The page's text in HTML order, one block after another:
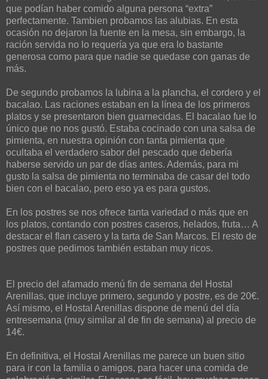
que podían haber comido alguna persona “extra”
perfectamente. Tambien probamos las alubias. En esta
ocasión no dejaron la fuente en la mesa, sin embargo, la
ración servida no lo requería ya que era lo bastante
generosa como para que nadie se quedase con ganas de
más.
De segundo probamos la lubina a la plancha, el cordero y el
bacalao. Las raciones estaban en la línea de los primeros
platos y se presentaron bien guarnecidas. El bacalao fue lo
único que no nos gustó. Estaba cocinado con una salsa de
pimienta, en nuestra opinión con tanta pimienta que
ocultaba el verdadero sabor del pescado que debería
haberse servido un par de días antes. Además, para mi
gusto la salsa de pimienta no terminaba de casar del todo
bien con el bacalao, pero eso ya es para gustos.
En los postres se nos ofrece tanta variedad o más que en
los platos, contando con postres caseros, helados, fruta… A
destacar el flan casero y la tarta de San Marcos. El resto de
postres que pedimos también estaban muy ricos.
El precio del afamado menú fin de semana del Hostal
Arenillas, que incluye primero, segundo y postre, es de 20€.
Así mismo, el Hostal Arenillas dispone de menú del día
entresemana (muy similar al de fin de semana) al precio de
14€.
En definitiva, el Hostal Arenillas me parece un buen sitio
para ir con la familia o amigos, para hacer una comida de